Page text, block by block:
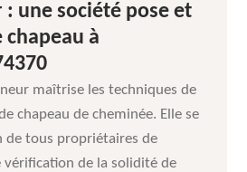
: une société pose et
à
maîtrise les techniques de
chapeau de cheminée. Elle se
de tous propriétaires de
vérification de la solidité de